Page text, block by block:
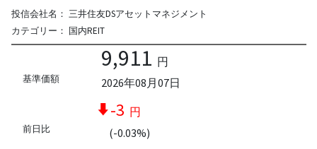
投信会社名： 三井住友DSアセットマネジメント
カテゴリー： 国内REIT
基準価額
9,911 円
2026年08月07日
前日比
-3 円
(-0.03%)